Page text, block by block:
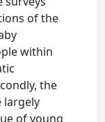
of the
within
the
largely
of young